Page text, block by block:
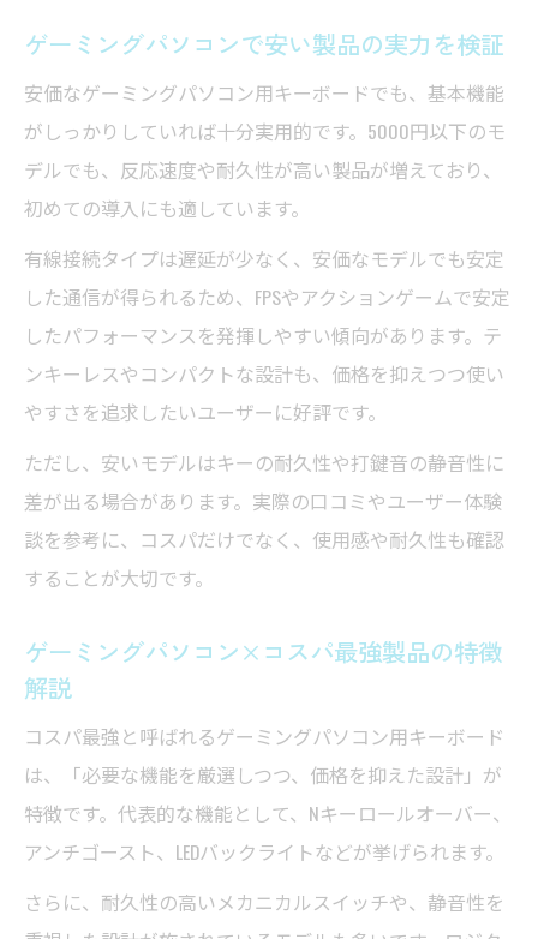
ゲーミングパソコンで安い製品の実力を検証
安価なゲーミングパソコン用キーボードでも、基本機能
がしっかりしていれば十分実用的です。5000円以下のモ
デルでも、反応速度や耐久性が高い製品が増えており、
初めての導入にも適しています。
有線接続タイプは遅延が少なく、安価なモデルでも安定
した通信が得られるため、FPSやアクションゲームで安定
したパフォーマンスを発揮しやすい傾向があります。テ
ンキーレスやコンパクトな設計も、価格を抑えつつ使い
やすさを追求したいユーザーに好評です。
ただし、安いモデルはキーの耐久性や打鍵音の静音性に
差が出る場合があります。実際の口コミやユーザー体験
談を参考に、コスパだけでなく、使用感や耐久性も確認
することが大切です。
ゲーミングパソコン×コスパ最強製品の特徴
解説
コスパ最強と呼ばれるゲーミングパソコン用キーボード
は、「必要な機能を厳選しつつ、価格を抑えた設計」が
特徴です。代表的な機能として、Nキーロールオーバー、
アンチゴースト、LEDバックライトなどが挙げられます。
さらに、耐久性の高いメカニカルスイッチや、静音性を